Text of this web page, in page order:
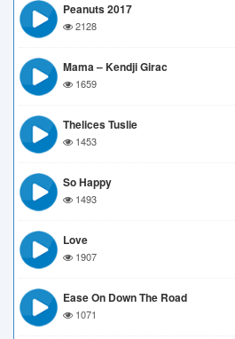
Peanuts 2017
2128
Mama – Kendji Girac
1659
Thelices Tuslie
1453
So Happy
1493
Love
1907
Ease On Down The Road
1071